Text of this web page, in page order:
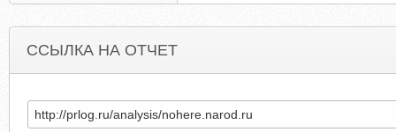
ССЫЛКА НА ОТЧЕТ